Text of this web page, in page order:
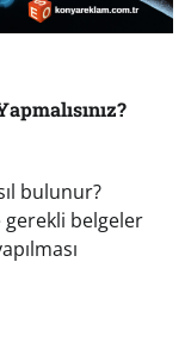
bulunur?
gerekli belgeler